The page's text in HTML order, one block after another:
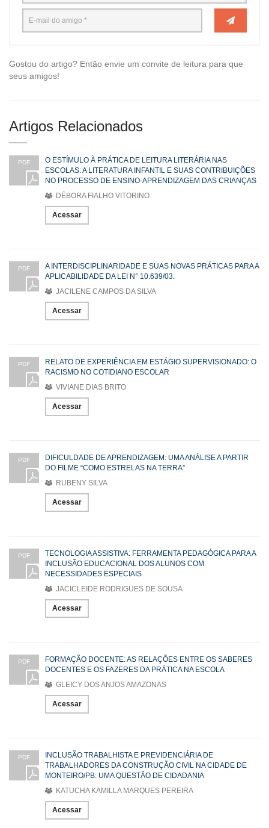
Gostou do artigo? Então envie um convite de leitura para que
seus amigos!
Artigos Relacionados
PDF
O ESTÍMULO À PRÁTICA DE LEITURA LITERÁRIA NAS
ESCOLAS: A LITERATURA INFANTIL E SUAS CONTRIBUIÇÕES
NO PROCESSO DE ENSINO-APRENDIZAGEM DAS CRIANÇAS
DÉBORA FIALHO VITORINO
Acessar
PDF
A INTERDISCIPLINARIDADE E SUAS NOVAS PRÁTICAS PARA A
APLICABILIDADE DA LEI N° 10.639/03.
JACILENE CAMPOS DA SILVA
Acessar
PDF
RELATO DE EXPERIÊNCIA EM ESTÁGIO SUPERVISIONADO: O
RACISMO NO COTIDIANO ESCOLAR
VIVIANE DIAS BRITO
Acessar
PDF
DIFICULDADE DE APRENDIZAGEM: UMA ANÁLISE A PARTIR
DO FILME “COMO ESTRELAS NA TERRA”
RUBENY SILVA
Acessar
PDF
TECNOLOGIA ASSISTIVA: FERRAMENTA PEDAGÓGICA PARA A
INCLUSÃO EDUCACIONAL DOS ALUNOS COM
NECESSIDADES ESPECIAIS
JACICLEIDE RODRIGUES DE SOUSA
Acessar
PDF
FORMAÇÃO DOCENTE: AS RELAÇÕES ENTRE OS SABERES
DOCENTES E OS FAZERES DA PRÁTICA NA ESCOLA
GLEICY DOS ANJOS AMAZONAS
Acessar
PDF
INCLUSÃO TRABALHISTA E PREVIDENCIÁRIA DE
TRABALHADORES DA CONSTRUÇÃO CIVIL NA CIDADE DE
MONTEIRO/PB: UMA QUESTÃO DE CIDADANIA
KATUCHA KAMILLA MARQUES PEREIRA
Acessar